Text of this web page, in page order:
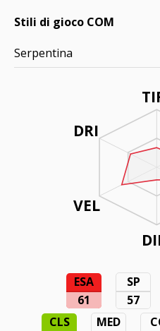
DRI
VEL
ESA
61
SP
57
CLS
MED
Stili di gioco COM
Serpentina